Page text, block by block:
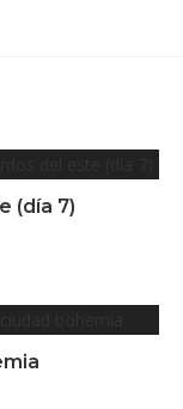
(día 7)